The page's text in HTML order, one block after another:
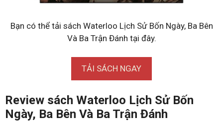
Bạn có thể tải sách Waterloo Lịch Sử Bốn Ngày, Ba Bên
Và Ba Trận Đánh tại đây.
TẢI SÁCH NGAY
Review sách Waterloo Lịch Sử Bốn
Ngày, Ba Bên Và Ba Trận Đánh